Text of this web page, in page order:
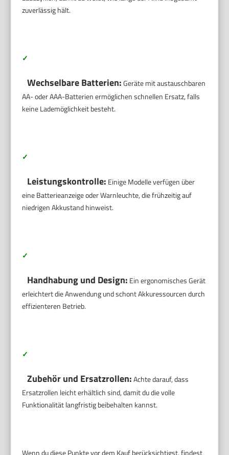
zuverlässig hält.
✓
Wechselbare Batterien:Geräte mit austauschbaren
AA- oder AAA-Batterien ermöglichen schnellen Ersatz, falls
keine Lademöglichkeit besteht.
✓
Leistungskontrolle: Einige Modelle verfügen über
eine Batterieanzeige oder Warnleuchte, die frühzeitig auf
niedrigen Akkustand hinweist.
✓
Handhabung und Design: Ein ergonomisches Gerät
erleichtert die Anwendung und schont Akkuressourcen durch
effizienteren Betrieb.
✓
Zubehör und Ersatzrollen:Achte darauf, dass
Ersatzrollen leicht erhältlich sind, damit du die volle
Funktionalität langfristig beibehalten kannst.
Wenn du diese Punkte vor dem Kauf berücksichtigst, findest